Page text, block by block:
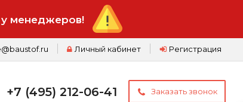
менеджеров!
Регистрация
Личный кабинет
+7 (495) 212-06-41 Заказать звонок